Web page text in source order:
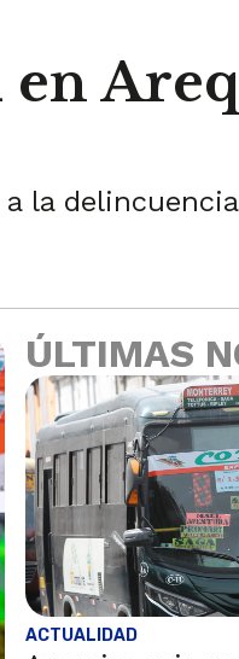
en
la
ÚLTIMAS
ACTUALIDAD